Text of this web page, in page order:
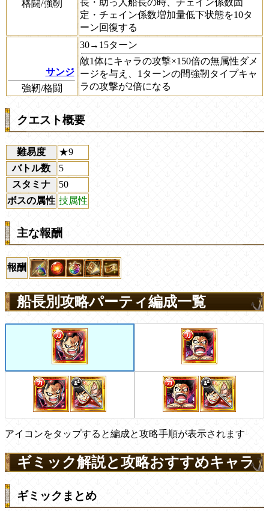
格闘/強靭
定・チェイン係数増加量低下状態を10タ
ーン回復する
サンジ
強靭/格闘
30→15ターン
敵1体にキャラの攻撃×150倍の無属性ダメ
ージを与え、1ターンの間強靭タイプキャ
ラの攻撃が2倍になる
クエスト概要
難易度
★9
バトル数
5
スタミナ
50
ボスの属性 技属性
主な報酬
報酬
船長別攻略パーティ編成一覧
アイコンをタップすると編成と攻略手順が表示されます
ギミック解説と攻略おすすめキャラ
ギミックまとめ